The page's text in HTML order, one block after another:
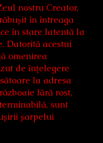
nostru Creator,
în întreaga
în stare latentă la
Datorită acestui
omenirea
de înțelegere
la adresa
fără rost,
sunt
șarpelui